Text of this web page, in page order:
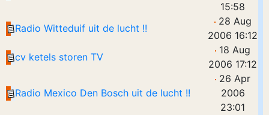
15:58
Radio Witteduif uit de lucht !!
28 Aug
2006 16:12
cv ketels storen TV
18 Aug
2006 17:12
Radio Mexico Den Bosch uit de lucht !!
26 Apr
2006
23:01